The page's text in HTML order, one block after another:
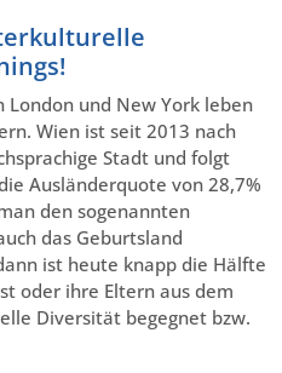
und New York leben
Wien ist seit 2013 nach
Stadt und folgt
Ausländerquote von 28,7%
den sogenannten
das Geburtsland
ist heute knapp die Hälfte
oder ihre Eltern aus dem
Diversität begegnet bzw.